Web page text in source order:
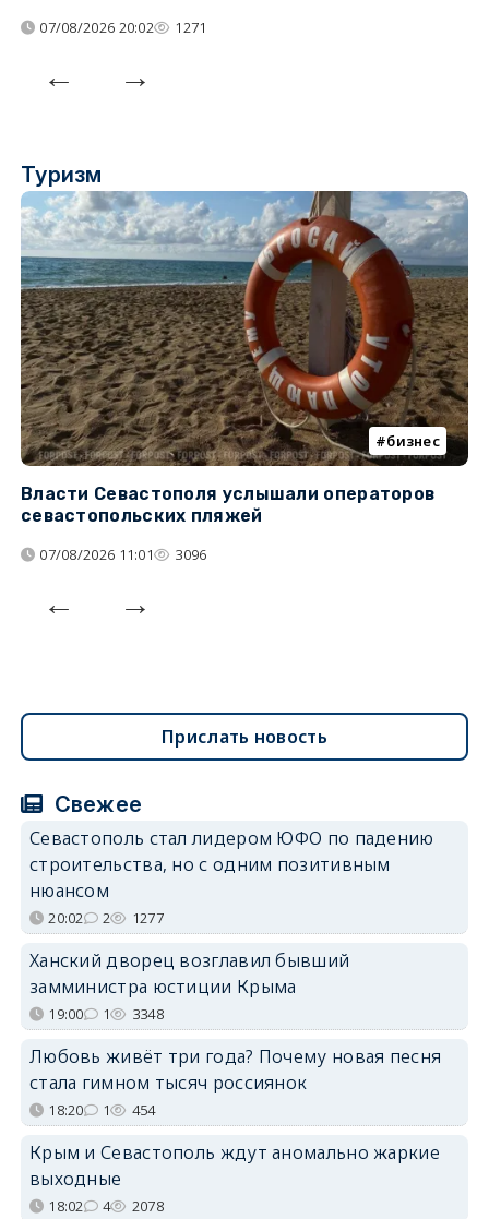
07/08/2026 20:02 1271
Туризм
бизнес
Власти Севастополя услышали операторов
севастопольских пляжей
07/08/2026 11:01 3096
Прислать новость
Свежее
Севастополь стал лидером ЮФО по падению
строительства, но с одним позитивным
нюансом
20:02 2 1277
Ханский дворец возглавил бывший
замминистра юстиции Крыма
19:00 1 3348
Любовь живёт три года? Почему новая песня
стала гимном тысяч россиянок
18:20 1 454
Крым и Севастополь ждут аномально жаркие
выходные
18:02 4 2078